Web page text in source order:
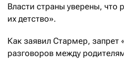
Власти страны уверены, что
их детство».
Как заявил Стармер, запрет
разговоров между